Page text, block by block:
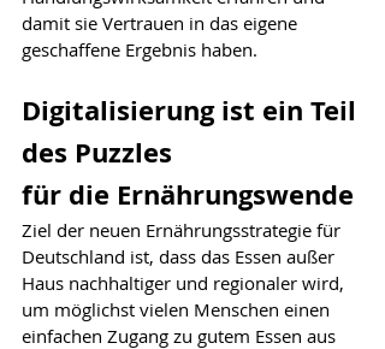
damit sie Vertrauen in das eigene
geschaffene Ergebnis haben.
Digitalisierung ist ein Teil
des Puzzles
für die Ernährungswende
Ziel der neuen Ernährungsstrategie für
Deutschland ist, dass das Essen außer
Haus nachhaltiger und regionaler wird,
um möglichst vielen Menschen einen
einfachen Zugang zu gutem Essen aus